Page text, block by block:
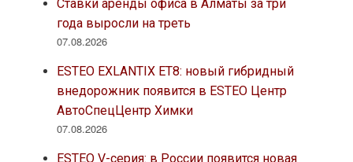
Ставки аренды офиса в Алматы за три
года выросли на треть
07.08.2026
ESTEO EXLANTIX ET8: новый гибридный
внедорожник появится в ESTEO Центр
АвтоСпецЦентр Химки
07.08.2026
ESTEO V-серия: в России появится новая